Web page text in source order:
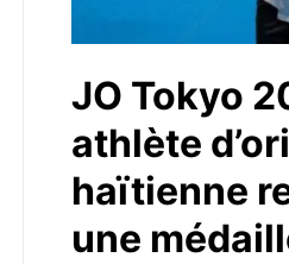
JO Tokyo
athlète
haïtienne
une